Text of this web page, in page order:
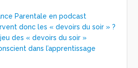
Parentale en podcast
donc les « devoirs du soir » ?
des « devoirs du soir »
dans l’apprentissage